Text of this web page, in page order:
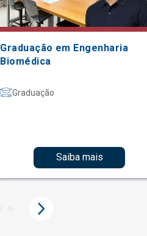
Graduação em Engenharia
Biomédica
Graduação
Saiba mais